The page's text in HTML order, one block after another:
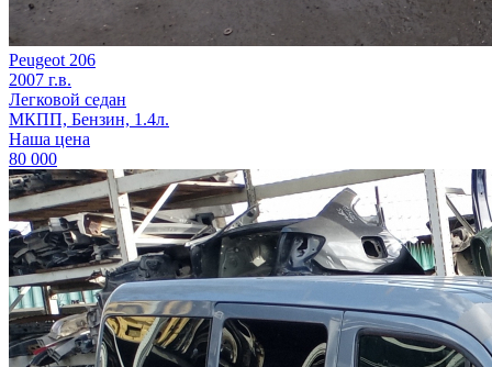
Peugeot 206
2007 г.в.
Легковой седан
МКПП, Бензин, 1.4л.
Наша цена
80 000